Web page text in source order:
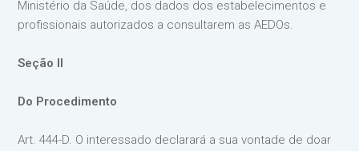
Ministério da Saúde, dos dados dos estabelecimentos e
profissionais autorizados a consultarem as AEDOs.
Seção II
Do Procedimento
Art. 444-D. O interessado declarará a sua vontade de doar